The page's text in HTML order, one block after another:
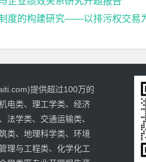
度的构建研究——以排污权交易
提供超过100万的
电类、理工学类、经济
法学类、交通运输类、
类、地理科学类、环境
理与工程类、化学化工